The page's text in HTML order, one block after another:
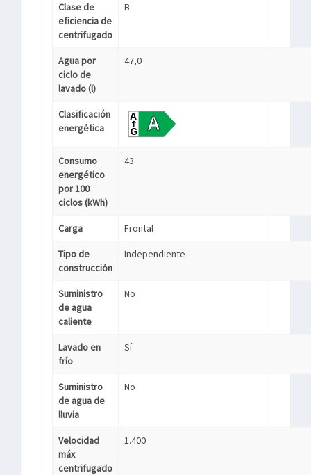
Clase de
eficiencia de
centrifugado
B
Agua por
ciclo de
lavado (l)
47,0
Clasificación
energética
Consumo
energético
por 100
ciclos (kWh)
43
Carga Frontal
Tipo de
construcción
Independiente
Suministro
de agua
caliente
No
Lavado en
frío
Sí
Suministro
de agua de
lluvia
No
Velocidad
máx
centrifugado
1.400